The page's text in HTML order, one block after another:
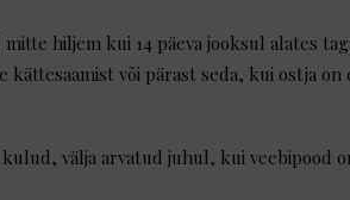
hiljem kui 14 päeva jooksul alates
või pärast seda, kui ostja
välja arvatud juhul, kui veebipood